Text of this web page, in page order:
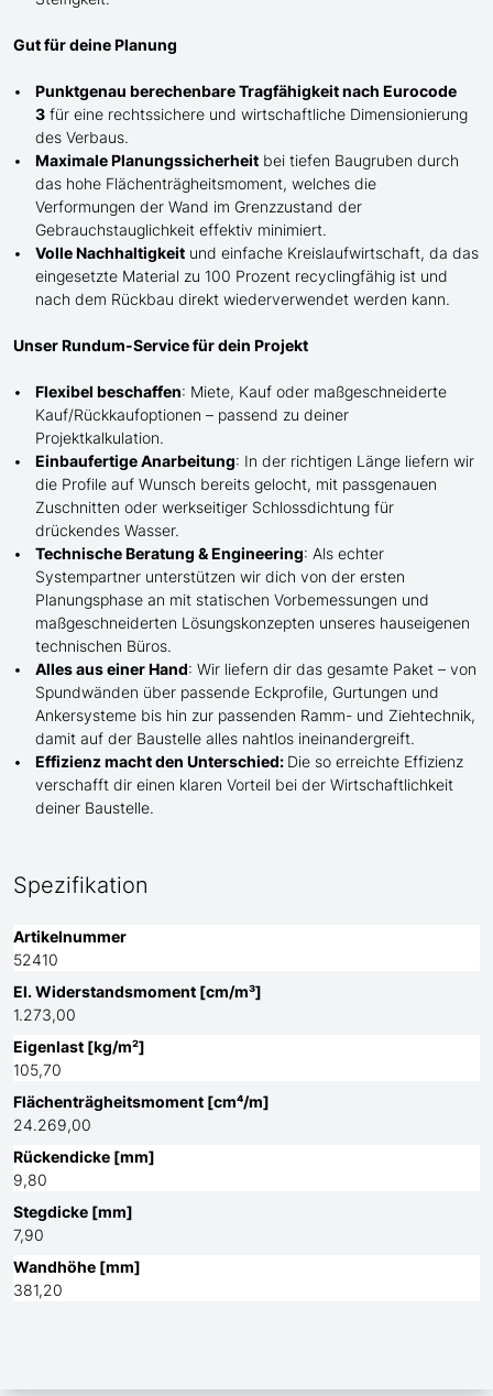
Gut für deine Planung
Punktgenau berechenbare Tragfähigkeit nach Eurocode
3 für eine rechtssichere und wirtschaftliche Dimensionierung
des Verbaus.
Maximale Planungssicherheit bei tiefen Baugruben durch
das hohe Flächenträgheitsmoment, welches die
Verformungen der Wand im Grenzzustand der
Gebrauchstauglichkeit effektiv minimiert.
Volle Nachhaltigkeit und einfache Kreislaufwirtschaft, da das
eingesetzte Material zu 100 Prozent recyclingfähig ist und
nach dem Rückbau direkt wiederverwendet werden kann.
Unser Rundum-Service für dein Projekt
Flexibel beschaffen: Miete, Kauf oder maßgeschneiderte
Kauf/Rückkaufoptionen – passend zu deiner
Projektkalkulation.
Einbaufertige Anarbeitung: In der richtigen Länge liefern wir
die Profile auf Wunsch bereits gelocht, mit passgenauen
Zuschnitten oder werkseitiger Schlossdichtung für
drückendes Wasser.
Technische Beratung & Engineering: Als echter
Systempartner unterstützen wir dich von der ersten
Planungsphase an mit statischen Vorbemessungen und
maßgeschneiderten Lösungskonzepten unseres hauseigenen
technischen Büros.
Alles aus einer Hand: Wir liefern dir das gesamte Paket – von
Spundwänden über passende Eckprofile, Gurtungen und
Ankersysteme bis hin zur passenden Ramm- und Ziehtechnik,
damit auf der Baustelle alles nahtlos ineinandergreift.
Effizienz macht den Unterschied: Die so erreichte Effizienz
verschafft dir einen klaren Vorteil bei der Wirtschaftlichkeit
deiner Baustelle.
Spezifikation
Artikelnummer
52410
El. Widerstandsmoment [cm/m³]
1.273,00
Eigenlast [kg/m²]
105,70
Flächenträgheitsmoment [cm⁴/m]
24.269,00
Rückendicke [mm]
9,80
Stegdicke [mm]
7,90
Wandhöhe [mm]
381,20